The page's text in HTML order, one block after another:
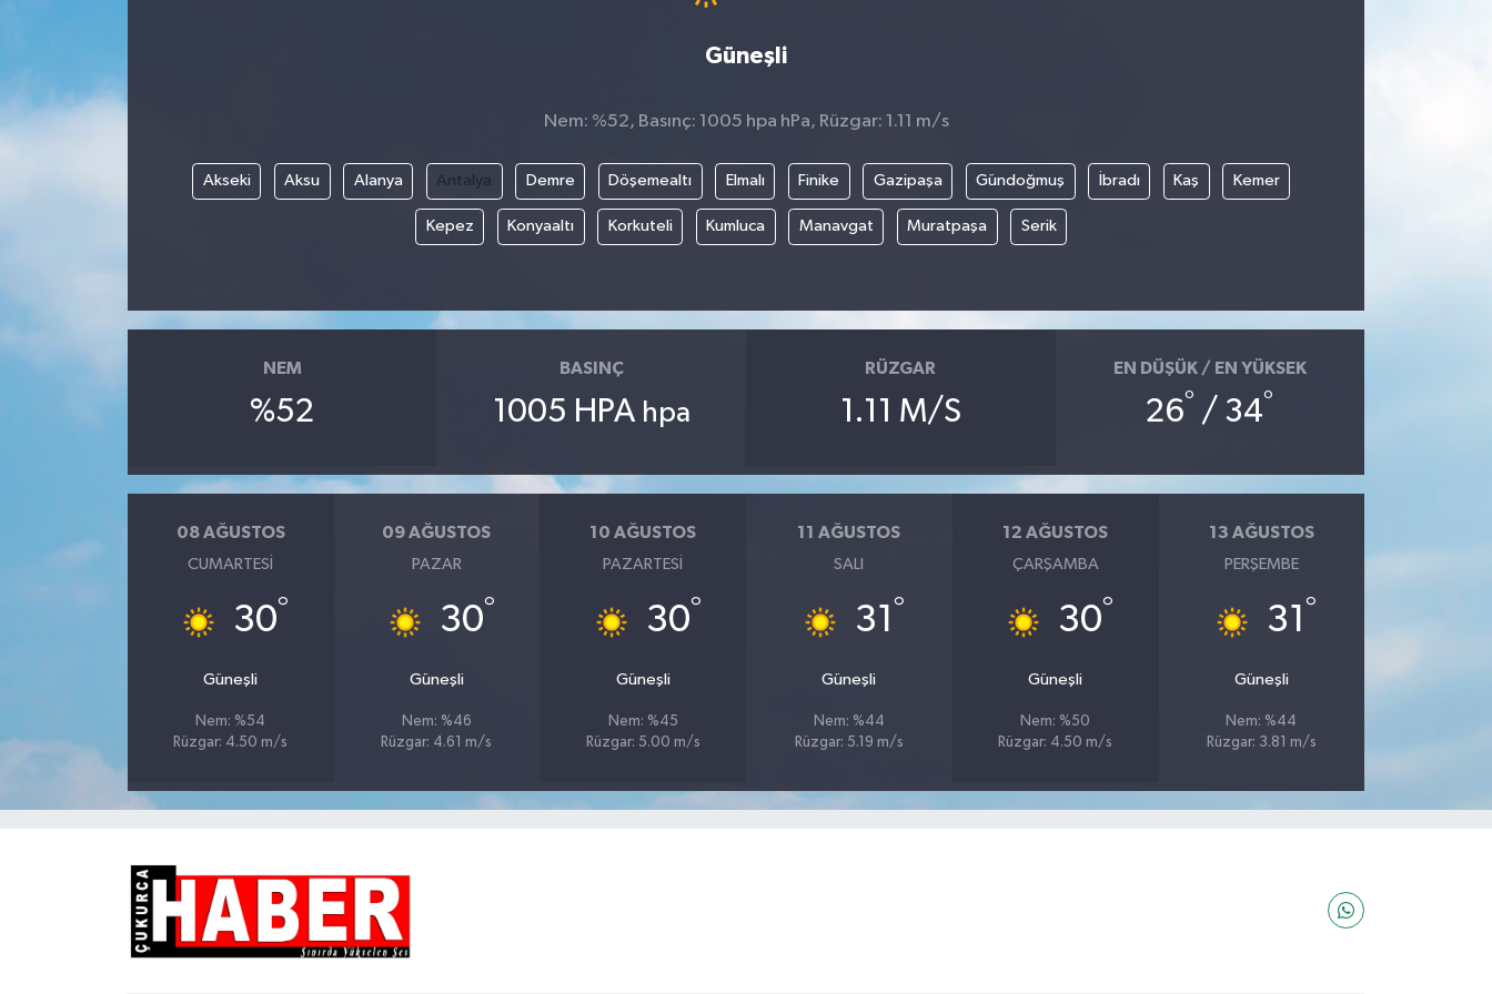
Güneşli
Nem: %52, Basınç: 1005 hpa hPa, Rüzgar: 1.11 m/s
Akseki Aksu Alanya Antalya Demre Döşemealtı Elmalı Finike Gazipaşa Gündoğmuş İbradı Kaş Kemer
Kepez Konyaaltı Korkuteli Kumluca Manavgat Muratpaşa Serik
NEM
%52
BASINÇ
1005 HPA hpa
RÜZGAR
1.11 M/S
EN DÜŞÜK / EN YÜKSEK
26° / 34°
08 AĞUSTOS
CUMARTESI
30°
Güneşli
Nem: %54
Rüzgar: 4.50 m/s
09 AĞUSTOS
PAZAR
30°
Güneşli
Nem: %46
Rüzgar: 4.61 m/s
10 AĞUSTOS
PAZARTESI
30°
Güneşli
Nem: %45
Rüzgar: 5.00 m/s
11 AĞUSTOS
SALI
31 °
Güneşli
Nem: %44
Rüzgar: 5.19 m/s
12 AĞUSTOS
ÇARŞAMBA
30°
Güneşli
Nem: %50
Rüzgar: 4.50 m/s
13 AĞUSTOS
PERŞEMBE
31 °
Güneşli
Nem: %44
Rüzgar: 3.81 m/s
Teknoloji